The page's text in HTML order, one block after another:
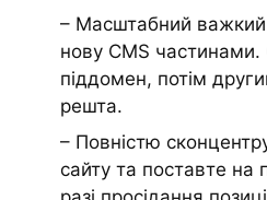
– Масштабний важкий
нову CMS частинами.
піддомен, потім
решта.
– Повністю
сайту та поставте на